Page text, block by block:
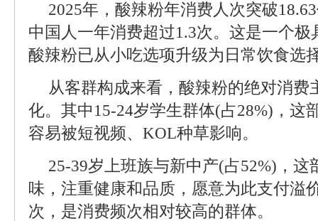
2025年，酸辣粉年消费人次突破
中国人一年消费超过1.3次。这是一个
酸辣粉已从小吃选项升级为日常饮食选
从客群构成来看，酸辣粉的绝对消费
化。其中15-24岁学生群体(占28%)，这
容易被短视频、KOL种草影响。
25-39岁上班族与新中产(占52%)，
味，注重健康和品质，愿意为此支付溢
次，是消费频次相对较高的群体。